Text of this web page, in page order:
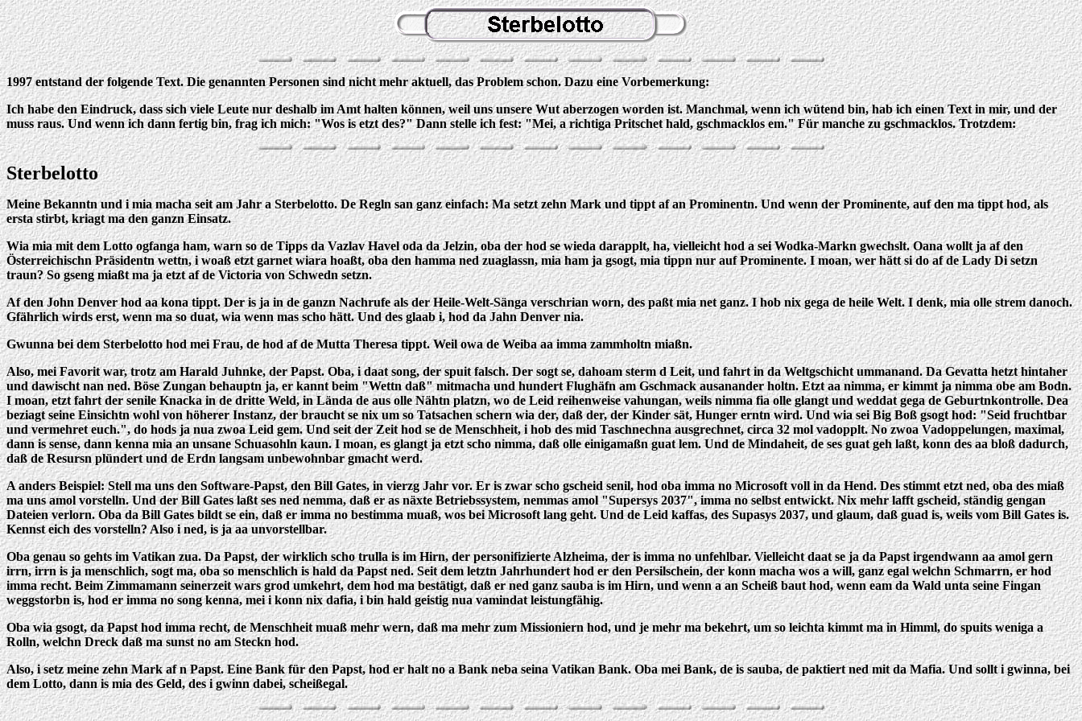
1997 entstand der folgende Text. Die genannten Personen sind nicht mehr aktuell, das Problem schon. Dazu eine Vorbemerkung:
Ich habe den Eindruck, dass sich viele Leute nur deshalb im Amt halten können, weil uns unsere Wut aberzogen worden ist. Manchmal, wenn ich wütend bin, hab ich einen Text in mir, und der
muss raus. Und wenn ich dann fertig bin, frag ich mich: "Wos is etzt des?" Dann stelle ich fest: "Mei, a richtiga Pritschet hald, gschmacklos em." Für manche zu gschmacklos. Trotzdem:
Sterbelotto
Meine Bekanntn und i mia macha seit am Jahr a Sterbelotto. De Regln san ganz einfach: Ma setzt zehn Mark und tippt af an Prominentn. Und wenn der Prominente, auf den ma tippt hod, als
ersta stirbt, kriagt ma den ganzn Einsatz.
Wia mia mit dem Lotto ogfanga ham, warn so de Tipps da Vazlav Havel oda da Jelzin, oba der hod se wieda darapplt, ha, vielleicht hod a sei Wodka-Markn gwechslt. Oana wollt ja af den
Österreichischn Präsidentn wettn, i woaß etzt garnet wiara hoaßt, oba den hamma ned zuaglassn, mia ham ja gsogt, mia tippn nur auf Prominente. I moan, wer hätt si do af de Lady Di setzn
traun? So gseng miaßt ma ja etzt af de Victoria von Schwedn setzn.
Af den John Denver hod aa kona tippt. Der is ja in de ganzn Nachrufe als der Heile-Welt-Sänga verschrian worn, des paßt mia net ganz. I hob nix gega de heile Welt. I denk, mia olle strem danoch.
Gfährlich wirds erst, wenn ma so duat, wia wenn mas scho hätt. Und des glaab i, hod da Jahn Denver nia.
Gwunna bei dem Sterbelotto hod mei Frau, de hod af de Mutta Theresa tippt. Weil owa de Weiba aa imma zammholtn miaßn.
Also, mei Favorit war, trotz am Harald Juhnke, der Papst. Oba, i daat song, der spuit falsch. Der sogt se, dahoam sterm d Leit, und fahrt in da Weltgschicht ummanand. Da Gevatta hetzt hintaher
und dawischt nan ned. Böse Zungan behauptn ja, er kannt beim "Wettn daß" mitmacha und hundert Flughäfn am Gschmack ausanander holtn. Etzt aa nimma, er kimmt ja nimma obe am Bodn.
I moan, etzt fahrt der senile Knacka in de dritte Weld, in Lända de aus olle Nähtn platzn, wo de Leid reihenweise vahungan, weils nimma fia olle glangt und weddat gega de Geburtnkontrolle. Dea
beziagt seine Einsichtn wohl von höherer Instanz, der braucht se nix um so Tatsachen schern wia der, daß der, der Kinder sät, Hunger erntn wird. Und wia sei Big Boß gsogt hod: "Seid fruchtbar
und vermehret euch.", do hods ja nua zwoa Leid gem. Und seit der Zeit hod se de Menschheit, i hob des mid Taschnechna ausgrechnet, circa 32 mol vadopplt. No zwoa Vadoppelungen, maximal,
dann is sense, dann kenna mia an unsane Schuasohln kaun. I moan, es glangt ja etzt scho nimma, daß olle einigamaßn guat lem. Und de Mindaheit, de ses guat geh laßt, konn des aa bloß dadurch,
daß de Resursn plündert und de Erdn langsam unbewohnbar gmacht werd.
A anders Beispiel: Stell ma uns den Software-Papst, den Bill Gates, in vierzg Jahr vor. Er is zwar scho gscheid senil, hod oba imma no Microsoft voll in da Hend. Des stimmt etzt ned, oba des miaß
ma uns amol vorstelln. Und der Bill Gates laßt ses ned nemma, daß er as näxte Betriebssystem, nemmas amol "Supersys 2037", imma no selbst entwickt. Nix mehr lafft gscheid, ständig gengan
Dateien verlorn. Oba da Bill Gates bildt se ein, daß er imma no bestimma muaß, wos bei Microsoft lang geht. Und de Leid kaffas, des Supasys 2037, und glaum, daß guad is, weils vom Bill Gates is.
Kennst eich des vorstelln? Also i ned, is ja aa unvorstellbar.
Oba genau so gehts im Vatikan zua. Da Papst, der wirklich scho trulla is im Hirn, der personifizierte Alzheima, der is imma no unfehlbar. Vielleicht daat se ja da Papst irgendwann aa amol gern
irrn, irrn is ja menschlich, sogt ma, oba so menschlich is hald da Papst ned. Seit dem letztn Jahrhundert hod er den Persilschein, der konn macha wos a will, ganz egal welchn Schmarrn, er hod
imma recht. Beim Zimmamann seinerzeit wars grod umkehrt, dem hod ma bestätigt, daß er ned ganz sauba is im Hirn, und wenn a an Scheiß baut hod, wenn eam da Wald unta seine Fingan
weggstorbn is, hod er imma no song kenna, mei i konn nix dafia, i bin hald geistig nua vamindat leistungfähig.
Oba wia gsogt, da Papst hod imma recht, de Menschheit muaß mehr wern, daß ma mehr zum Missioniern hod, und je mehr ma bekehrt, um so leichta kimmt ma in Himml, do spuits weniga a
Rolln, welchn Dreck daß ma sunst no am Steckn hod.
Also, i setz meine zehn Mark af n Papst. Eine Bank für den Papst, hod er halt no a Bank neba seina Vatikan Bank. Oba mei Bank, de is sauba, de paktiert ned mit da Mafia. Und sollt i gwinna, bei
dem Lotto, dann is mia des Geld, des i gwinn dabei, scheißegal.